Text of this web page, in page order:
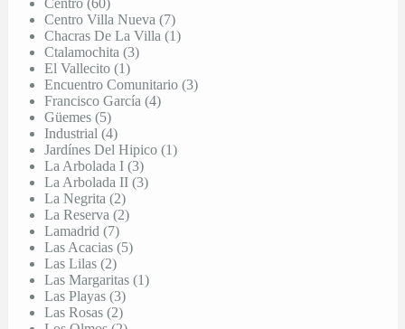
Centro (60)
Centro Villa Nueva (7)
Chacras De La Villa (1)
Ctalamochita (3)
El Vallecito (1)
Encuentro Comunitario (3)
Francisco García (4)
Güemes (5)
Industrial (4)
Jardínes Del Hipico (1)
La Arbolada I (3)
La Arbolada II (3)
La Negrita (2)
La Reserva (2)
Lamadrid (7)
Las Acacias (5)
Las Lilas (2)
Las Margaritas (1)
Las Playas (3)
Las Rosas (2)